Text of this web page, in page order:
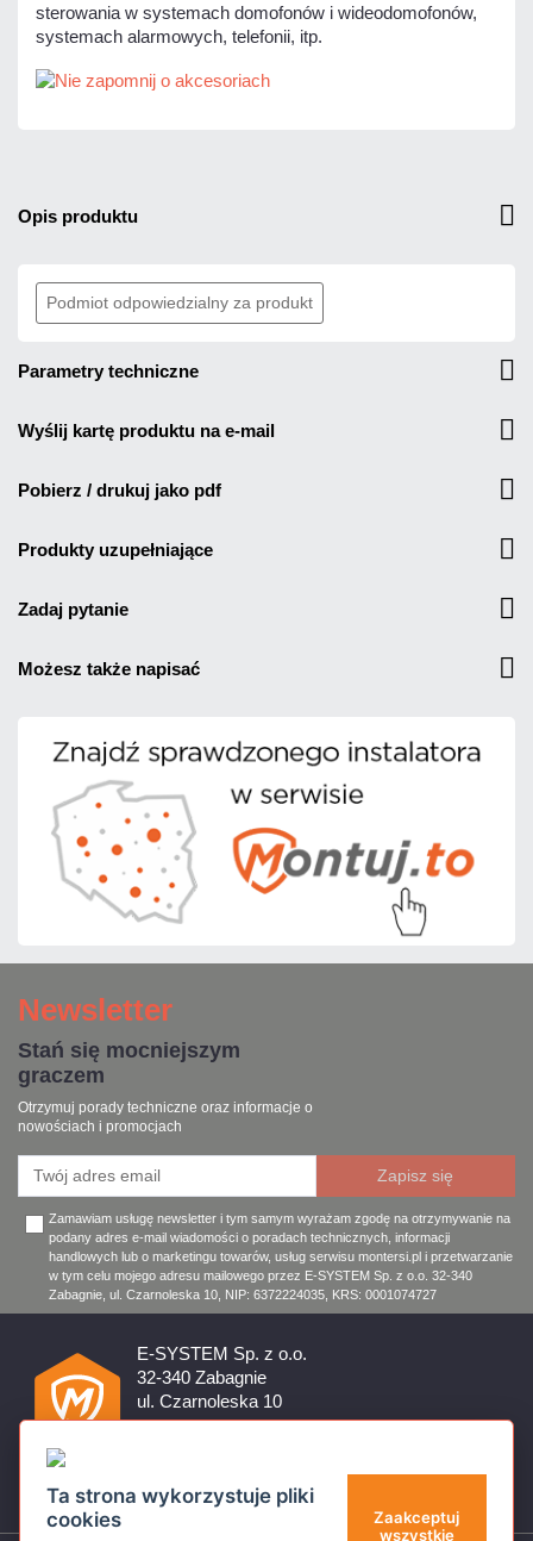
sterowania w systemach domofonów i wideodomofonów,
systemach alarmowych, telefonii, itp.
opis produktu
Podmiot odpowiedzialny za produkt
parametry techniczne
wyślij kartę produktu na e-mail
pobierz / drukuj jako pdf
produkty uzupełniające
zadaj pytanie
możesz także napisać
Newsletter
Stań się mocniejszym
graczem
Otrzymuj porady techniczne oraz informacje o
nowościach i promocjach
Zamawiam usługę newsletter i tym samym wyrażam zgodę na otrzymywanie na
podany adres e-mail wiadomości o poradach technicznych, informacji
handlowych lub o marketingu towarów, usług serwisu montersi.pl i przetwarzanie
w tym celu mojego adresu mailowego przez E-SYSTEM Sp. z o.o. 32-340
Zabagnie, ul. Czarnoleska 10, NIP: 6372224035, KRS: 0001074727
E-SYSTEM Sp. z o.o.
32-340 Zabagnie
ul. Czarnoleska 10
sklep@montersi.pl
Ta strona wykorzystuje pliki
cookies
Zaakceptuj
wszystkie